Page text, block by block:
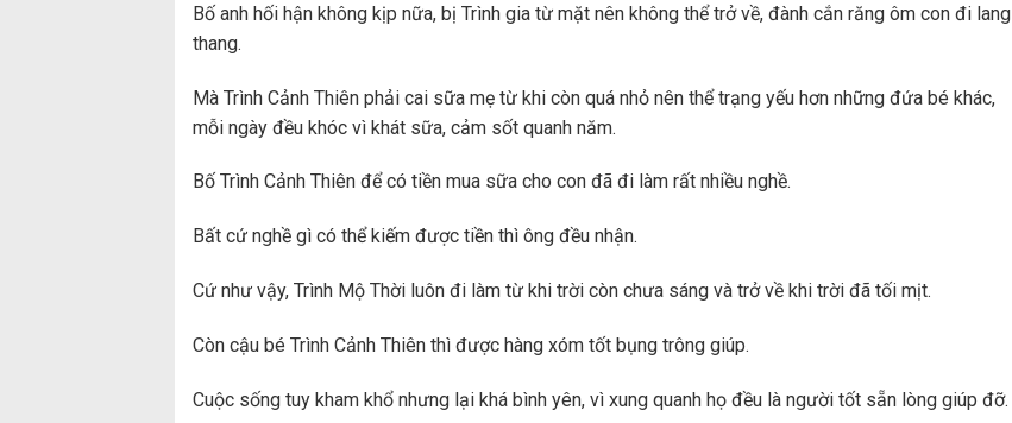
Bố anh hối hận không kịp nữa, bị Trình gia từ mặt nên không thể trở về, đành cắn răng ôm con đi lang
thang.
Mà Trình Cảnh Thiên phải cai sữa mẹ từ khi còn quá nhỏ nên thể trạng yếu hơn những đứa bé khác,
mỗi ngày đều khóc vì khát sữa, cảm sốt quanh năm.
Bố Trình Cảnh Thiên để có tiền mua sữa cho con đã đi làm rất nhiều nghề.
Bất cứ nghề gì có thể kiếm được tiền thì ông đều nhận.
Cứ như vậy, Trình Mộ Thời luôn đi làm từ khi trời còn chưa sáng và trở về khi trời đã tối mịt.
Còn cậu bé Trình Cảnh Thiên thì được hàng xóm tốt bụng trông giúp.
Cuộc sống tuy kham khổ nhưng lại khá bình yên, vì xung quanh họ đều là người tốt sẵn lòng giúp đỡ.